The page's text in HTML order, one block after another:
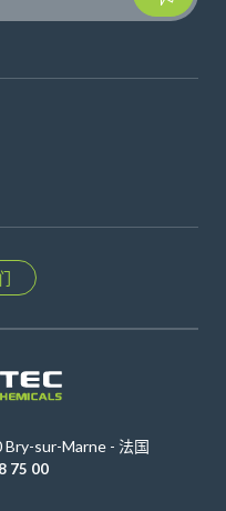
Bry-sur-Marne - 法国
75 00